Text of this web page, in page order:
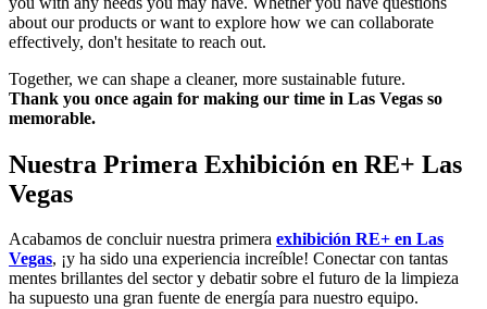
about our products or want to explore how we can collaborate
effectively, don't hesitate to reach out.
Together, we can shape a cleaner, more sustainable future.
Thank you once again for making our time in Las Vegas so
memorable.
Nuestra Primera Exhibición en RE+ Las
Vegas
Acabamos de concluir nuestra primera exhibición RE+ en Las
Vegas, ¡y ha sido una experiencia increíble! Conectar con tantas
mentes brillantes del sector y debatir sobre el futuro de la limpieza
ha supuesto una gran fuente de energía para nuestro equipo.